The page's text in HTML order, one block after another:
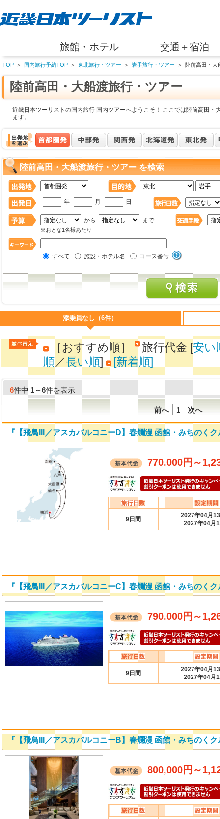
旅館・ホテル 交通＋宿泊
TOP ＞ 国内旅行予約TOP ＞ 東北旅行・ツアー ＞ 岩手旅行・ツアー ＞ 陸前高田・大
陸前高田・大船渡旅行・ツアー
近畿日本ツーリストの国内旅行 国内ツアーへようこそ！ ここでは陸前高田・
ます。
陸前高田・大船渡旅行・ツアー を検索
年 月 日
から まで
※おとな1名様あたり
すべて 施設・ホテル名 コース番号
添乗員なし（6件）
［おすすめ順］ 旅行代金 [安い
順／長い順] [新着順]
6件中1～6件を表示
前へ 1 次へ
『【飛鳥III／アスカバルコニーD】春爛漫 函館・みちのく
770,000円 ～
9日間
2027年04月
2027年04月
『【飛鳥III／アスカバルコニーC】春爛漫 函館・みちのく
790,000円 ～
9日間
2027年04月
2027年04月
『【飛鳥III／アスカバルコニーB】春爛漫 函館・みちのく
800,000円 ～